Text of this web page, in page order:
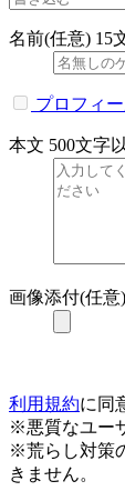
名前(任意) 15
プロフィ
本文 500文字
画像添付(任意)
利用規約に同
※悪質なユー
※荒らし対策
きません。